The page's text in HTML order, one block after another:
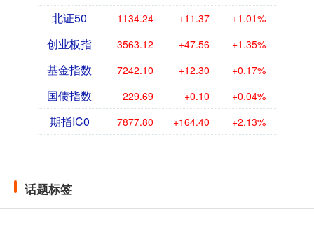
北证50 1134.24 +11.37 +1.01%
创业板指 3563.12 +47.56 +1.35%
基金指数 7242.10 +12.30 +0.17%
国债指数 229.69 +0.10 +0.04%
期指IC0 7877.80 +164.40 +2.13%
话题标签